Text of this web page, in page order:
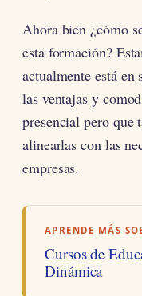
Ahora bien ¿cómo
esta formación?
actualmente está en
las ventajas y
presencial pero que
alinearlas con las
empresas.
APRENDE MÁS
Cursos de
Dinámica